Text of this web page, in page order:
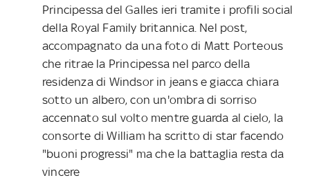
Principessa del Galles ieri tramite i profili social
della Royal Family britannica. Nel post,
accompagnato da una foto di Matt Porteous
che ritrae la Principessa nel parco della
residenza di Windsor in jeans e giacca chiara
sotto un albero, con un'ombra di sorriso
accennato sul volto mentre guarda al cielo, la
consorte di William ha scritto di star facendo
"buoni progressi" ma che la battaglia resta da
vincere